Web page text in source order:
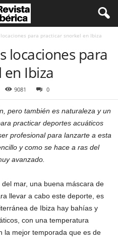
para practicar snorkel en Ibiza
locaciones para
Ibiza
9081 0
pero también es naturaleza y un
practicar deportes acuáticos
profesional para lanzarte a esta
y como se hace a ras del
avanzado.
mar, una buena máscara de
llevar a cabo este deporte, es
de Ibiza hay bahías y
con una temperatura
la mejor temporada que es de